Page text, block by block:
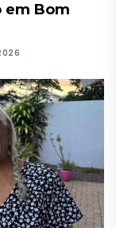
em Bom